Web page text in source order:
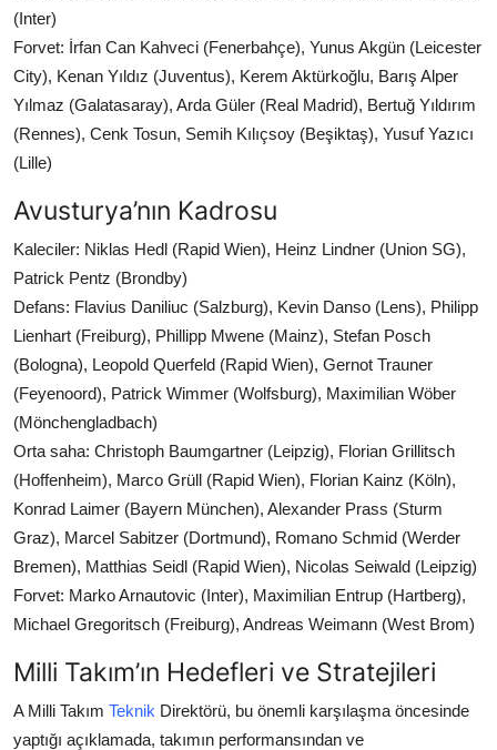
(Inter)
Forvet: İrfan Can Kahveci (Fenerbahçe), Yunus Akgün (Leicester
City), Kenan Yıldız (Juventus), Kerem Aktürkoğlu, Barış Alper
Yılmaz (Galatasaray), Arda Güler (Real Madrid), Bertuğ Yıldırım
(Rennes), Cenk Tosun, Semih Kılıçsoy (Beşiktaş), Yusuf Yazıcı
(Lille)
Avusturya’nın Kadrosu
Kaleciler: Niklas Hedl (Rapid Wien), Heinz Lindner (Union SG),
Patrick Pentz (Brondby)
Defans: Flavius Daniliuc (Salzburg), Kevin Danso (Lens), Philipp
Lienhart (Freiburg), Phillipp Mwene (Mainz), Stefan Posch
(Bologna), Leopold Querfeld (Rapid Wien), Gernot Trauner
(Feyenoord), Patrick Wimmer (Wolfsburg), Maximilian Wöber
(Mönchengladbach)
Orta saha: Christoph Baumgartner (Leipzig), Florian Grillitsch
(Hoffenheim), Marco Grüll (Rapid Wien), Florian Kainz (Köln),
Konrad Laimer (Bayern München), Alexander Prass (Sturm
Graz), Marcel Sabitzer (Dortmund), Romano Schmid (Werder
Bremen), Matthias Seidl (Rapid Wien), Nicolas Seiwald (Leipzig)
Forvet: Marko Arnautovic (Inter), Maximilian Entrup (Hartberg),
Michael Gregoritsch (Freiburg), Andreas Weimann (West Brom)
Milli Takım’ın Hedefleri ve Stratejileri
A Milli Takım Teknik Direktörü, bu önemli karşılaşma öncesinde
yaptığı açıklamada, takımın performansından ve